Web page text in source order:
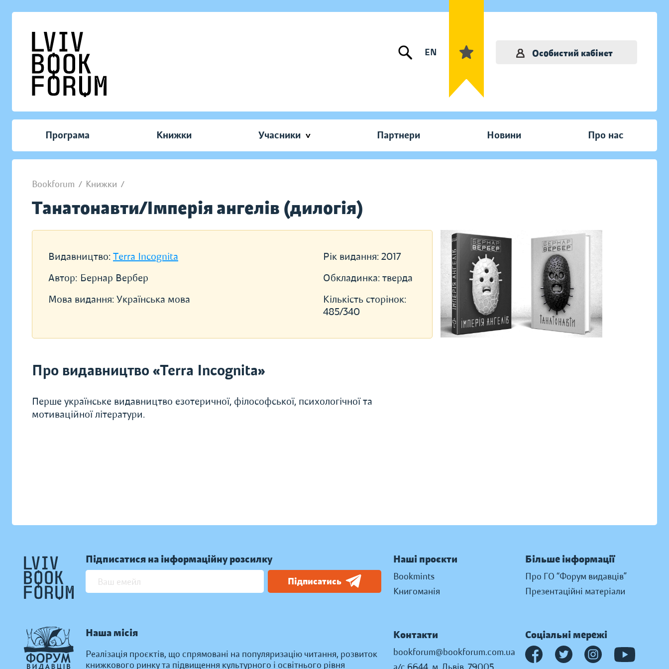
EN Особистий кабінет
Програма Книжки Учасники Партнери Новини Про нас
Bookforum / Книжки /
Танатонавти/Імперія ангелів (дилогія)
Видавництво: Terra Incognita
Автор: Бернар Вербер
Мова видання: Українська мова
Рік видання: 2017
Обкладинка: тверда
Кількість сторінок:
485/340
Про видавництво «Terra Incognita»
Перше українське видавництво езотеричної, філософської, психологічної та
мотиваційної літератури.
Підписатися на інформаційну розсилку
Підписатись
Наша місія
Реалізація проєктів, що спрямовані на популяризацію читання, розвиток
книжкового ринку та підвищення культурного і освітнього рівня
Наші проєкти
Bookmints
Книгоманія
Більше інформації
Про ГО “Форум видавців”
Презентаційні матеріали
Контакти
bookforum@bookforum.com.ua
Соціальні мережі